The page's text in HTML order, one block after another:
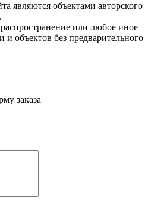
являются объектами авторского
или любое иное
объектов без предварительного
заказа